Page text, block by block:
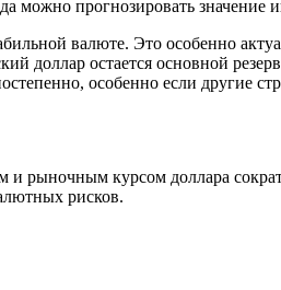
можно прогнозировать значение
валюте. Это особенно
доллар остается основной
особенно если другие
курсом доллара
рисков.